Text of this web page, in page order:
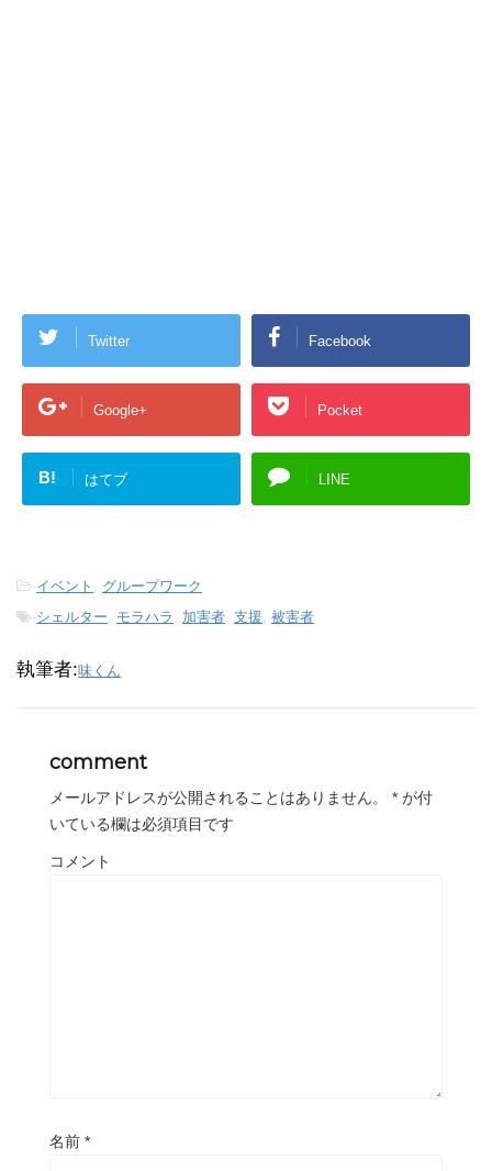
Twitter Facebook
Google+ Pocket
B! はてブ LINE
-イベント , グループワーク
-シェルター, モラハラ , 加害者, 支援, 被害者
執筆者:味くん
comment
メールアドレスが公開されることはありません。 * が付
いている欄は必須項目です
コメント
名前 *